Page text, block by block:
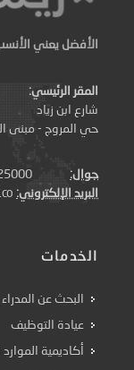
الأفضل يعني
المقر الرئيسي:
شارع ابن زياد
حي المروج - مبنى
جوال:
البريد الإلكتروني:
الخدمات
البحث عن المدراء
عيادة التوظيف
أكاديمية الموارد